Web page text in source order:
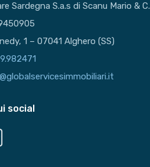
Sardegna S.a.s di Scanu Mario & C.
1 – 07041 Alghero (SS)
social